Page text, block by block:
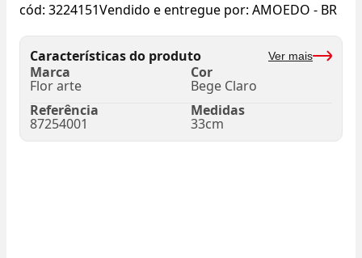
cód: 3224151Vendido e entregue por: AMOEDO - BR
Características do produto Ver mais
Marca
Flor arte
Cor
Bege Claro
Referência
87254001
Medidas
33cm